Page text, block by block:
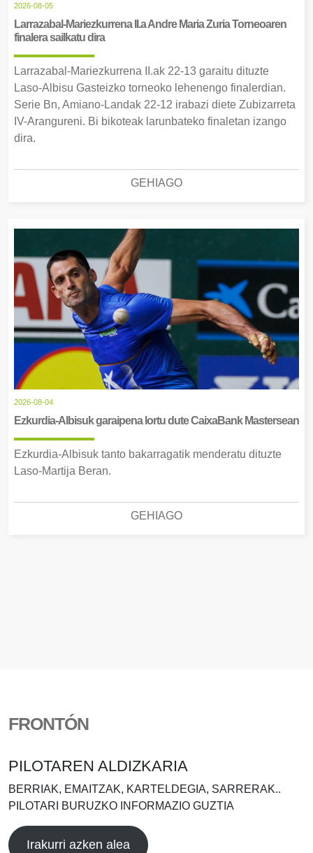
2026-08-05
Larrazabal-Mariezkurrena II.a Andre Maria Zuria Torneoaren
finalera sailkatu dira
Larrazabal-Mariezkurrena II.ak 22-13 garaitu dituzte
Laso-Albisu Gasteizko torneoko lehenengo finalerdian.
Serie Bn, Amiano-Landak 22-12 irabazi diete Zubizarreta
IV-Arangureni. Bi bikoteak larunbateko finaletan izango
dira.
GEHIAGO
2026-08-04
Ezkurdia-Albisuk garaipena lortu dute CaixaBank Mastersean
Ezkurdia-Albisuk tanto bakarragatik menderatu dituzte
Laso-Martija Beran.
GEHIAGO
FRONTÓN
PILOTAREN ALDIZKARIA
BERRIAK, EMAITZAK, KARTELDEGIA, SARRERAK..
PILOTARI BURUZKO INFORMAZIO GUZTIA
Irakurri azken alea